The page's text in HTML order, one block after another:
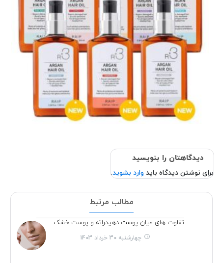
دیدگاهتان را بنویسید
برای نوشتن دیدگاه باید وارد بشوید.
مطالب مرتبط
تفاوت های میان پوست دهیدراته و پوست خشک
چهارشنبه 30 خرداد 1403